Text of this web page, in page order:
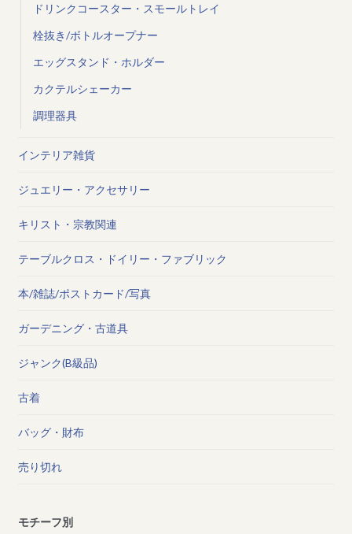
ドリンクコースター・スモールトレイ
栓抜き/ボトルオープナー
エッグスタンド・ホルダー
カクテルシェーカー
調理器具
インテリア雑貨
ジュエリー・アクセサリー
キリスト・宗教関連
テーブルクロス・ドイリー・ファブリック
本/雑誌/ポストカード/写真
ガーデニング・古道具
ジャンク(B級品)
古着
バッグ・財布
売り切れ
モチーフ別